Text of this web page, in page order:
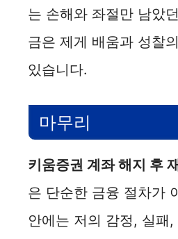
는 손해와 좌절만 남았
금은 제게 배움과 성찰
있습니다.
마무리
키움증권 계좌 해지 후
은 단순한 금융 절차가
안에는 저의 감정, 실패